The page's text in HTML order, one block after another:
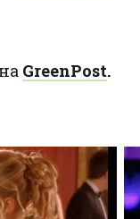
GreenPost.